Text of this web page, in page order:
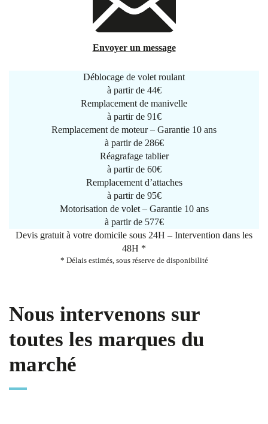
Envoyer un message
Déblocage de volet roulant
à partir de 44€
Remplacement de manivelle
à partir de 91€
Remplacement de moteur – Garantie 10 ans
à partir de 286€
Réagrafage tablier
à partir de 60€
Remplacement d’attaches
à partir de 95€
Motorisation de volet – Garantie 10 ans
à partir de 577€
Devis gratuit à votre domicile sous 24H – Intervention dans les
48H *
* Délais estimés, sous réserve de disponibilité
Nous intervenons sur
toutes les marques du
marché